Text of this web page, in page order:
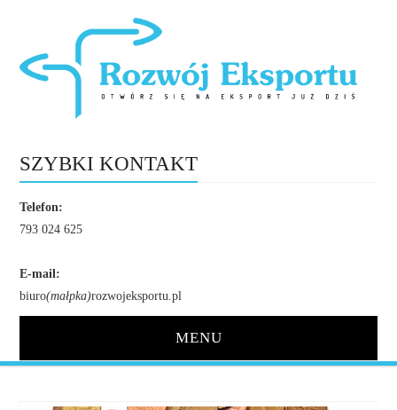
SZYBKI KONTAKT
Telefon:
793 024 625
E-mail:
biuro(małpka)rozwojeksportu.pl
MENU